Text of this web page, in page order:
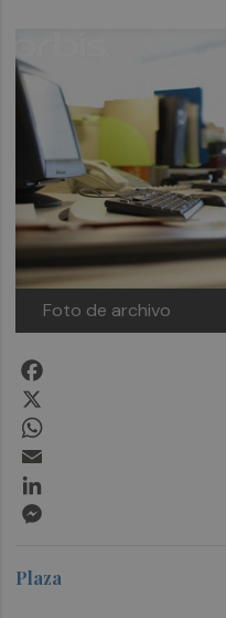
Foto de archivo
Plaza